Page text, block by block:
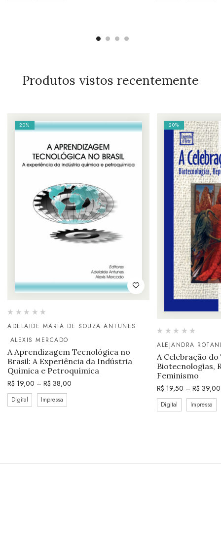
Produtos vistos recentemente
20%
ADELAIDE MARIA DE SOUZA ANTUNES
ALEXIS MERCADO
A Aprendizagem Tecnológica no
Brasil: A Experiência da Indústria
Química e Petroquímica
R$ 19,00 – R$ 38,00
Digital Impressa
20%
ALEJANDRA
A Celebração
Biotecnologias,
Feminismo
R$ 19,50 – R$ 39,00
Digital Impressa